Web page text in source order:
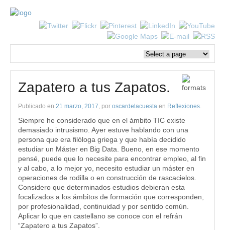
Zapatero a tus Zapatos.
Publicado en 21 marzo, 2017, por oscardelacuesta en Reflexiones.
Siempre he considerado que en el ámbito TIC existe
demasiado intrusismo. Ayer estuve hablando con una
persona que era filóloga griega y que había decidido
estudiar un Máster en Big Data. Bueno, en ese momento
pensé, puede que lo necesite para encontrar empleo, al fin
y al cabo, a lo mejor yo, necesito estudiar un máster en
operaciones de rodilla o en construcción de rascacielos.
Considero que determinados estudios debieran esta
focalizados a los ámbitos de formación que corresponden,
por profesionalidad, continuidad y por sentido común.
Aplicar lo que en castellano se conoce con el refrán
“Zapatero a tus Zapatos”.